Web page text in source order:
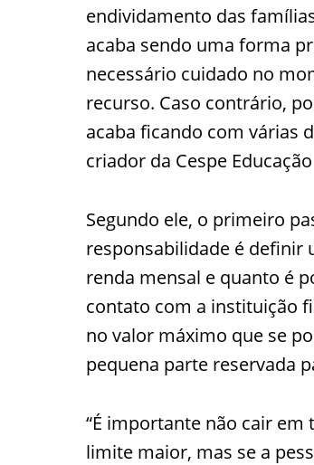
endividamento das
acaba sendo uma forma
necessário cuidado no
recurso. Caso contrário,
acaba ficando com várias
criador da Cespe
Segundo ele, o primeiro
responsabilidade é definir
renda mensal e quanto é
contato com a instituição
no valor máximo que se
pequena parte reservada
“É importante não cair
limite maior, mas se a